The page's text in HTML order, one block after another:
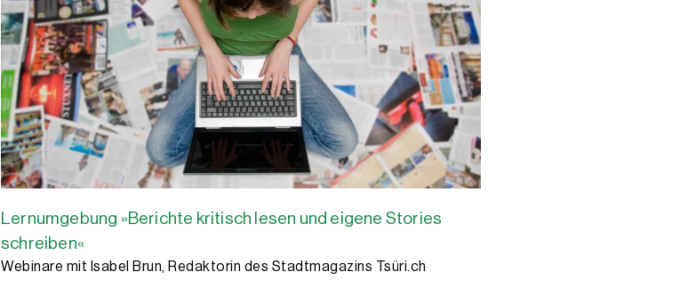
Lernumgebung »Berichte kritisch lesen und eigene Stories
schreiben«
Webinare mit Isabel Brun, Redaktorin des Stadtmagazins Tsüri.ch